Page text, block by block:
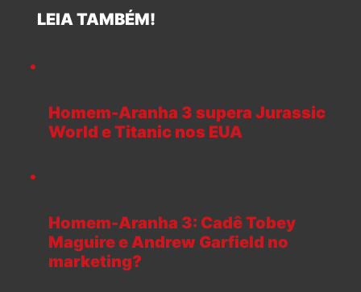
LEIA TAMBÉM!
Homem-Aranha 3 supera Jurassic
World e Titanic nos EUA
Homem-Aranha 3: Cadê Tobey
Maguire e Andrew Garfield no
marketing?